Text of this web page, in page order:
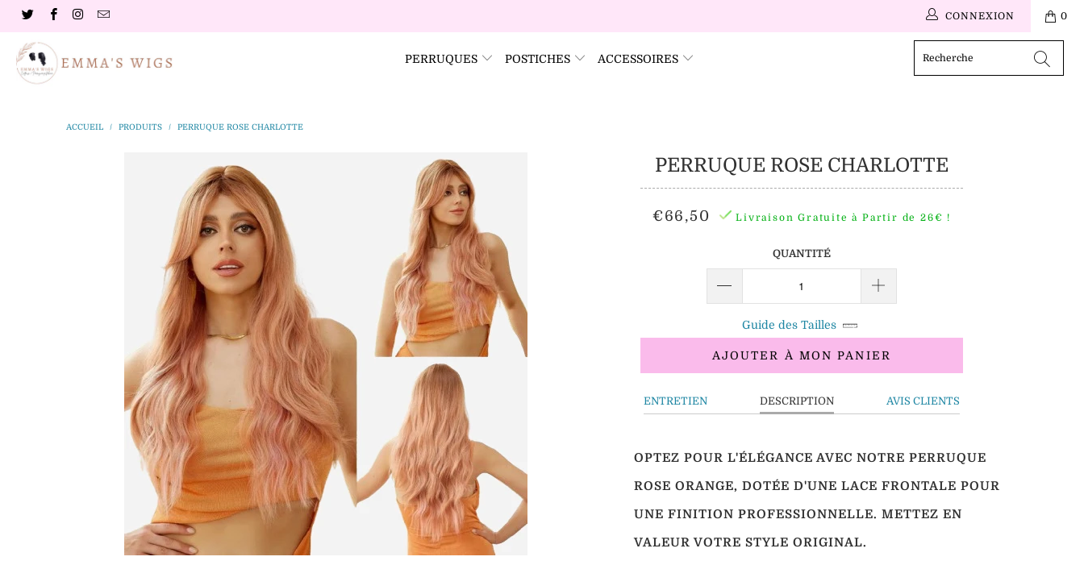
0
CONNEXION
PERRUQUES POSTICHES ACCESSOIRES
ACCUEIL / PRODUITS / PERRUQUE ROSE CHARLOTTE
PERRUQUE ROSE CHARLOTTE
€66,50 Livraison Gratuite à Partir de 26€ !
QUANTITÉ
Guide des Tailles
AJOUTER À MON PANIER
ENTRETIEN DESCRIPTION AVIS CLIENTS
OPTEZ POUR L'ÉLÉGANCE AVEC NOTRE PERRUQUE
ROSE ORANGE, DOTÉE D'UNE LACE FRONTALE POUR
UNE FINITION PROFESSIONNELLE. METTEZ EN
VALEUR VOTRE STYLE ORIGINAL.